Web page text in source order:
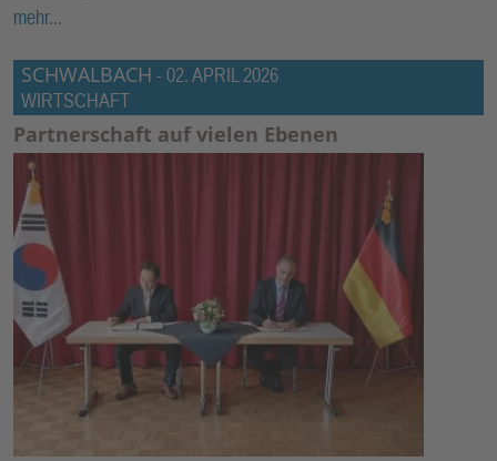
mehr...
SCHWALBACH - 02. APRIL 2026
WIRTSCHAFT
Partnerschaft auf vielen Ebenen